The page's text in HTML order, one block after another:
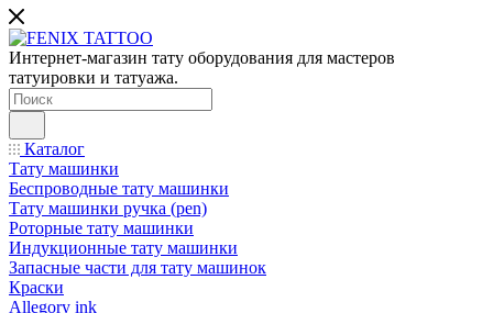
Интернет-магазин тату оборудования для мастеров
татуировки и татуажа.
Каталог
Тату машинки
Беспроводные тату машинки
Тату машинки ручка (pen)
Роторные тату машинки
Индукционные тату машинки
Запасные части для тату машинок
Краски
Allegory ink